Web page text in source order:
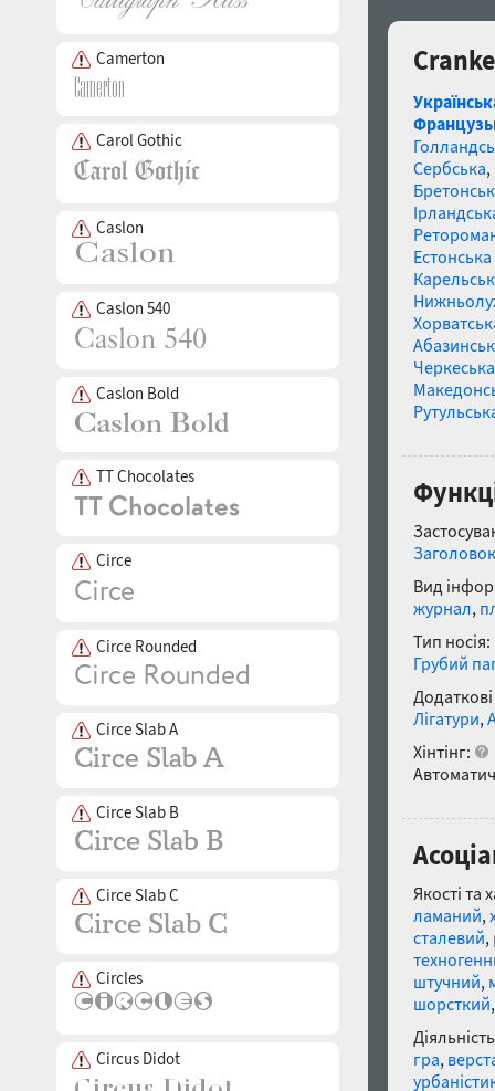
Camerton
Carol Gothic
Caslon
Caslon 540
Caslon Bold
TT Chocolates
Circe
Circe Rounded
Circe Slab A
Circe Slab B
Circe Slab C
Circles
Circus Didot
Сербська,
Черкеська
Заголовок
Вид
журнал,
Тип носія:
Грубий
Лігатури,
Хінтінг:
Якості та
ламаний,
сталевий,
штучний,
шорсткий
гра,